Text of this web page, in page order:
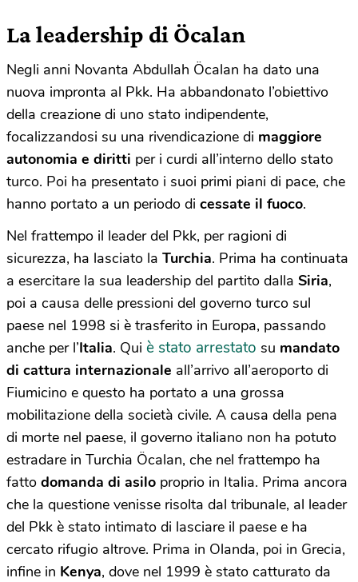
La leadership di Öcalan
Negli anni Novanta Abdullah Öcalan ha dato una
nuova impronta al Pkk. Ha abbandonato l’obiettivo
della creazione di uno stato indipendente,
focalizzandosi su una rivendicazione di maggiore
autonomia e diritti per i curdi all’interno dello stato
turco. Poi ha presentato i suoi primi piani di pace, che
hanno portato a un periodo di cessate il fuoco.
Nel frattempo il leader del Pkk, per ragioni di
sicurezza, ha lasciato la Turchia. Prima ha continuata
a esercitare la sua leadership del partito dalla Siria,
poi a causa delle pressioni del governo turco sul
paese nel 1998 si è trasferito in Europa, passando
anche per l’Italia. Qui è stato arrestato su mandato
di cattura internazionale all’arrivo all’aeroporto di
Fiumicino e questo ha portato a una grossa
mobilitazione della società civile. A causa della pena
di morte nel paese, il governo italiano non ha potuto
estradare in Turchia Öcalan, che nel frattempo ha
fatto domanda di asilo proprio in Italia. Prima ancora
che la questione venisse risolta dal tribunale, al leader
del Pkk è stato intimato di lasciare il paese e ha
cercato rifugio altrove. Prima in Olanda, poi in Grecia,
infine in Kenya, dove nel 1999 è stato catturato da